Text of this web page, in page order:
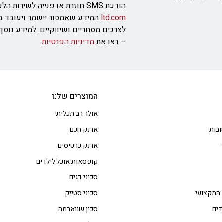
הודעת SMS חוזרת או פנייה לשירות הלקוחות בכתובת
ltd.com המידע שאמסור יישמר
לצרכים מסחריים ושיווקיים. למידע
– ראו אתמדיניות הפרטיות.
המקצועי
המוצרים שלנו
אולר רב תכליתי
ארנק חכם
ארנק כרטיסים
קופסאות אוכל לילדים
סכיני דגים
סכיני סטייק
סכין שווארמה